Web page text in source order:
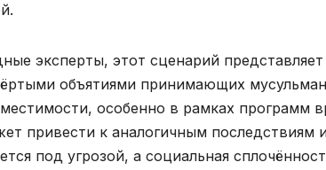
эксперты, этот сценарий
объятиями принимающих
особенно в рамках программ
привести к аналогичным последствиям
под угрозой, а социальная